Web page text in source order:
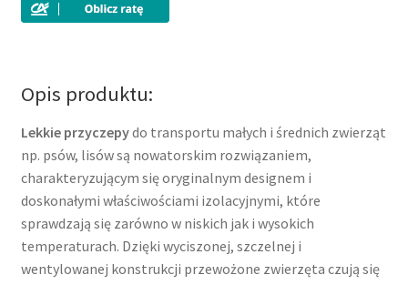
DOG
przyczepa
do
przewozu
psów
500-
750kg
Opis produktu:
Lekkie przyczepydo transportu małych i średnich zwierząt
np. psów, lisów są nowatorskim rozwiązaniem,
charakteryzującym się oryginalnym designem i
doskonałymi właściwościami izolacyjnymi, które
sprawdzają się zarówno w niskich jak i wysokich
temperaturach. Dzięki wyciszonej, szczelnej i
wentylowanej konstrukcji przewożone zwierzęta czują się